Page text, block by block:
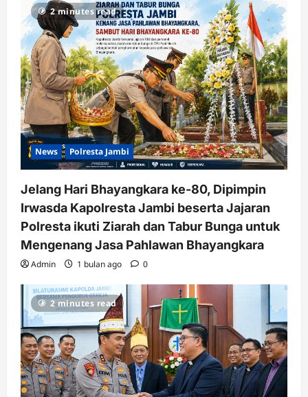
2 minutes read
News Polresta Jambi
Jelang Hari Bhayangkara ke-80, Dipimpin
Irwasda Kapolresta Jambi beserta Jajaran
Polresta ikuti Ziarah dan Tabur Bunga untuk
Mengenang Jasa Pahlawan Bhayangkara
Admin 1 bulan ago 0
2 minutes read